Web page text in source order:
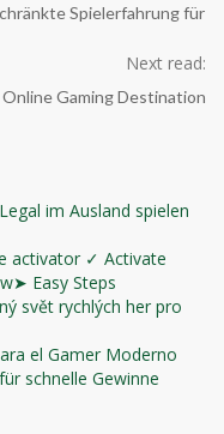
Spielerfahrung für
Next read:
Gaming Destination
im Ausland spielen
activator ✓ Activate
Easy Steps
svět rychlých her pro
el Gamer Moderno
schnelle Gewinne